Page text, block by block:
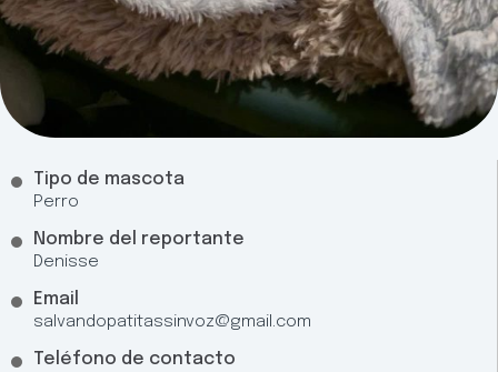
Tipo de mascota
Perro
Nombre del reportante
Denisse
Email
salvandopatitassinvoz@gmail.com
Teléfono de contacto